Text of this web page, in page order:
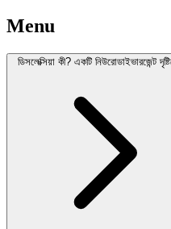
Menu
ডিসলেক্সিয়া কী? একটি নিউরোডাইভারজেন্ট